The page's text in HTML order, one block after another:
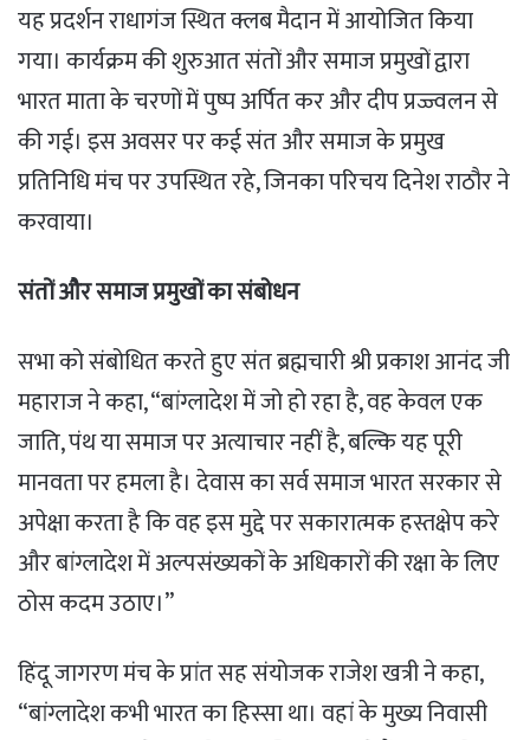
यह प्रदर्शन राधागंज स्थित क्लब मैदान में आयोजित किया
गया। कार्यक्रम की शुरुआत संतों और समाज प्रमुखों द्वारा
भारत माता के चरणों में पुष्प अर्पित कर और दीप प्रज्ज्वलन से
की गई। इस अवसर पर कई संत और समाज के प्रमुख
प्रतिनिधि मंच पर उपस्थित रहे, जिनका परिचय दिनेश राठौर ने
करवाया।
संतों और समाज प्रमुखों का संबोधन
सभा को संबोधित करते हुए संत ब्रह्मचारी श्री प्रकाश आनंद जी
महाराज ने कहा, “बांग्लादेश में जो हो रहा है, वह केवल एक
जाति, पंथ या समाज पर अत्याचार नहीं है, बल्कि यह पूरी
मानवता पर हमला है। देवास का सर्व समाज भारत सरकार से
अपेक्षा करता है कि वह इस मुद्दे पर सकारात्मक हस्तक्षेप करे
और बांग्लादेश में अल्पसंख्यकों के अधिकारों की रक्षा के लिए
ठोस कदम उठाए।”
हिंदू जागरण मंच के प्रांत सह संयोजक राजेश खत्री ने कहा,
“बांग्लादेश कभी भारत का हिस्सा था। वहां के मुख्य निवासी